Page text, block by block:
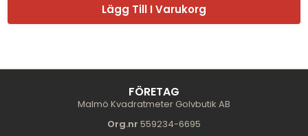
Lägg Till I Varukorg
FÖRETAG
Malmö Kvadratmeter Golvbutik AB
Org.nr 559234-6695